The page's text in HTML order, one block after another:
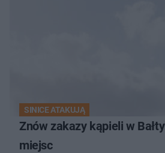
SINICE ATAKUJĄ
Znów zakazy kąpieli w
miejsc